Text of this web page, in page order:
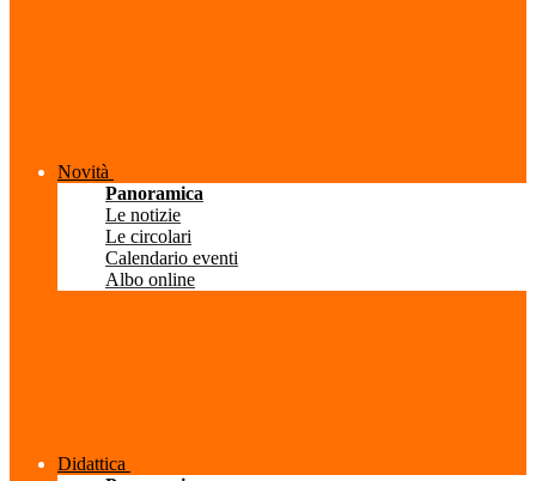
Novità
Panoramica
Le notizie
Le circolari
Calendario eventi
Albo online
Didattica